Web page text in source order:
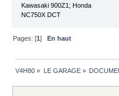
Kawasaki 900Z1; Honda
NC750X DCT
Pages: [1]En haut
V4H80 » LE GARAGE»